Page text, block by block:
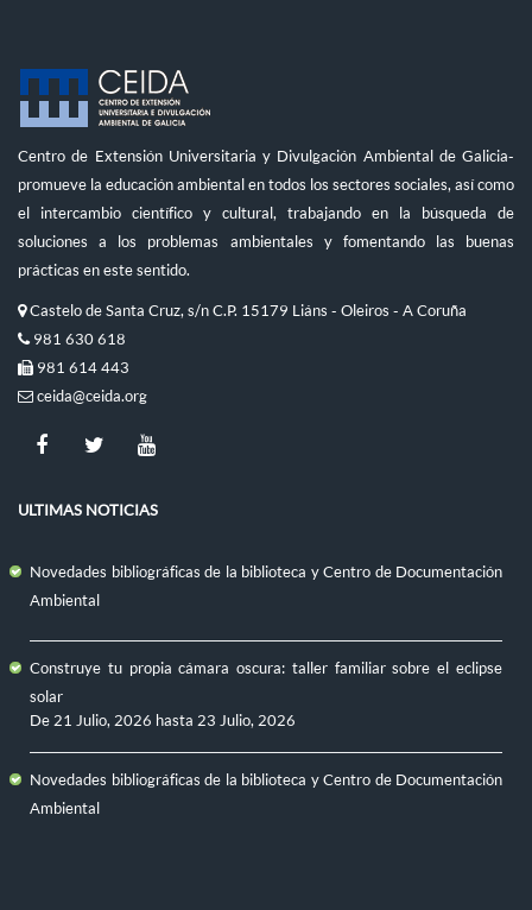
Centro de Extensión Universitaria y Divulgación Ambiental de Galicia-
promueve la educación ambiental en todos los sectores sociales, así como
el intercambio científico y cultural, trabajando en la búsqueda de
soluciones a los problemas ambientales y fomentando las buenas
prácticas en este sentido.
Castelo de Santa Cruz, s/n C.P. 15179 Liáns - Oleiros - A Coruña
981 630 618
981 614 443
ceida@ceida.org
ULTIMAS NOTICIAS
Novedades bibliográficas de la biblioteca y Centro de Documentación
Ambiental
Construye tu propia cámara oscura: taller familiar sobre el eclipse
solar
De 21 Julio, 2026 hasta 23 Julio, 2026
Novedades bibliográficas de la biblioteca y Centro de Documentación
Ambiental